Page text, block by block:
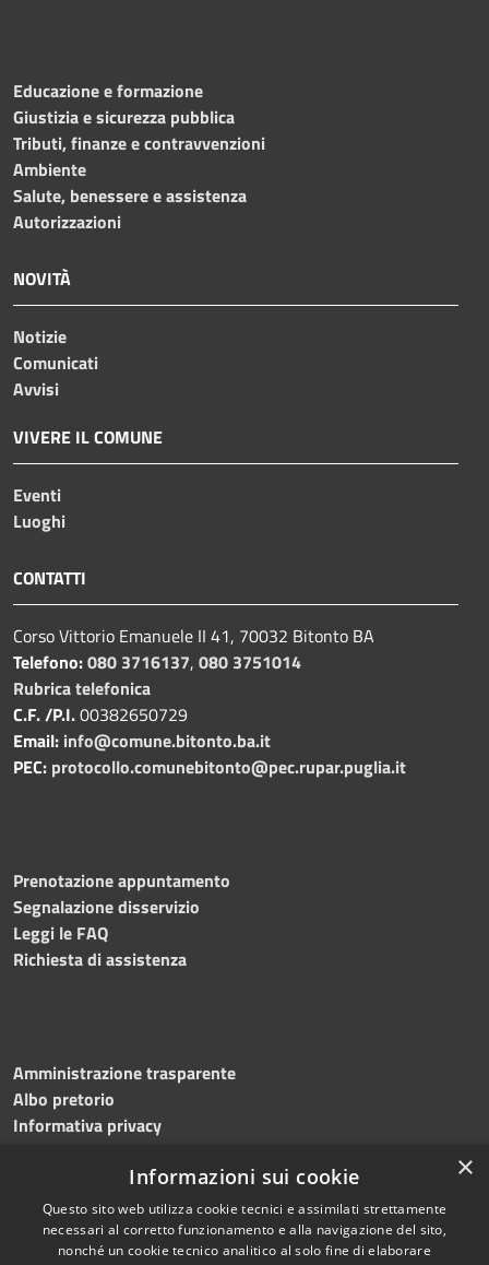
Educazione e formazione
Giustizia e sicurezza pubblica
Tributi, finanze e contravvenzioni
Ambiente
Salute, benessere e assistenza
Autorizzazioni
NOVITÀ
Notizie
Comunicati
Avvisi
VIVERE IL COMUNE
Eventi
Luoghi
CONTATTI
Corso Vittorio Emanuele II 41, 70032 Bitonto BA
Telefono:080 3716137, 080 3751014
Rubrica telefonica
C.F. /P.I.00382650729
Email: info@comune.bitonto.ba.it
PEC: protocollo.comunebitonto@pec.rupar.puglia.it
Prenotazione appuntamento
Segnalazione disservizio
Leggi le FAQ
Richiesta di assistenza
Amministrazione trasparente
Albo pretorio
Informativa privacy
Dichiarazione di accessibilità Meccanismo di feedback ×
Informazioni sui cookie
Questo sito web utilizza cookie tecnici e assimilati strettamente
necessari al corretto funzionamento e alla navigazione del sito,
nonché un cookie tecnico analitico al solo fine di elaborare